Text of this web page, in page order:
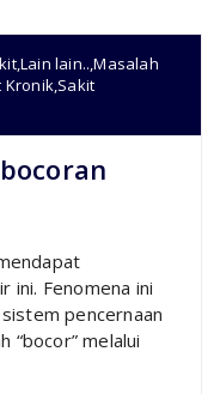
,Lain lain..,Masalah
Kronik,Sakit
ini. Fenomena ini
pencernaan
“bocor” melalui